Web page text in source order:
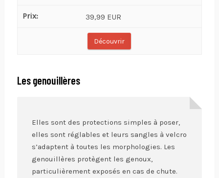
39,99 EUR
Découvrir
Les genouillères
Elles sont des protections simples à poser,
elles sont réglables et leurs sangles à velcro
s’adaptent à toutes les morphologies. Les
genouillères protègent les genoux,
particulièrement exposés en cas de chute.